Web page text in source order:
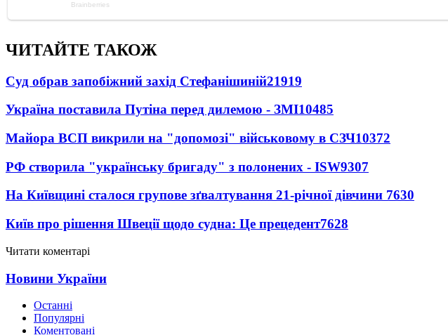
ЧИТАЙТЕ ТАКОЖ
Суд обрав запобіжний захід Стефанішиній21919
Україна поставила Путіна перед дилемою - ЗМІ10485
Майора ВСП викрили на "допомозі" військовому в СЗЧ10372
РФ створила "українську бригаду" з полонених - ISW9307
На Київщині сталося групове зґвалтування 21-річної дівчини 7630
Київ про рішення Швеції щодо судна: Це прецедент7628
Читати коментарі
Новини України
Останні
Популярні
Коментовані